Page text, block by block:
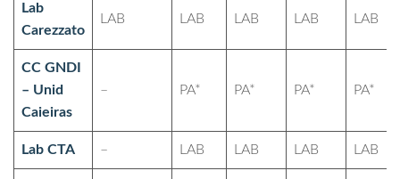
Lab
Carezzato
LAB LAB LAB LAB LAB
CC GNDI
– Unid
Caieiras
– PA* PA* PA* PA*
Lab CTA – LAB LAB LAB LAB